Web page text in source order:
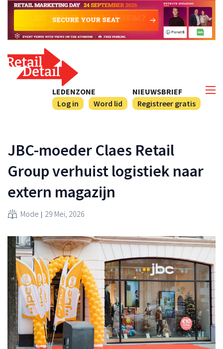
NIEUWSBRIEF
Registreer gratis
LEDENZONE
Log in
Word lid
JBC-moeder Claes Retail
Group verhuist logistiek naar
extern magazijn
Mode 29 Mei, 2026